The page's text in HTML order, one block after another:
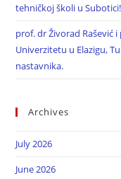
tehničkoj školi u Subotici!
prof. dr Živorad Rašević
Univerzitetu u Elazigu,
nastavnika.
Archives
July 2026
June 2026